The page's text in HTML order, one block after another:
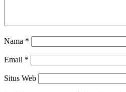
Nama *
Email *
Situs Web